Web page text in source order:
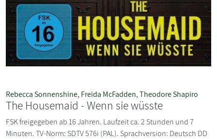
Rebecca Sonnenshine, Freida McFadden,Theodore Shapiro
The Housemaid - Wenn sie wüsste
FSK freigegeben ab 16 Jahren. Laufzeit ca. 2 Stunden und 7
Minuten. TV-Norm: SDTV 576i (PAL). Sprachversion: Deutsch DD